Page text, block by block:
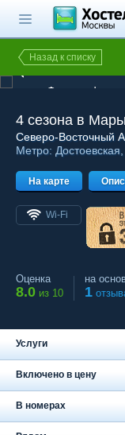
Назад к списку
Фотография
4 сезона в
Северо-Восточный
Метро: Достоевская
На карте
Wi-Fi
Оценка
8.0 из 10
на
1
Услуги
Включено в цену
В номерах
Главная
Поиск
Все
Отзывы о
хостелах
Каталог
Как
Контакты
Наши группы
Москва
+7 (495) 646-74-40
Петербург
+7 (812) 418-22-18